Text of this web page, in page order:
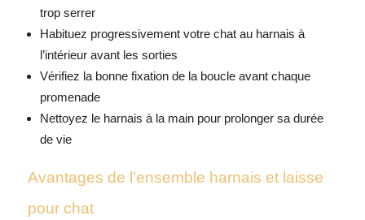
trop serrer
Habituez progressivement votre chat au harnais à
l’intérieur avant les sorties
Vérifiez la bonne fixation de la boucle avant chaque
promenade
Nettoyez le harnais à la main pour prolonger sa durée
de vie
Avantages de l’ensemble harnais et laisse
pour chat